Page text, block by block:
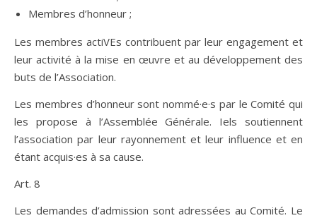
Membres d’honneur ;
Les membres actiVEs contribuent par leur engagement et
leur activité à la mise en œuvre et au développement des
buts de l’Association.
Les membres d’honneur sont nommé·e·s par le Comité qui
les propose à l’Assemblée Générale. Iels soutiennent
l’association par leur rayonnement et leur influence et en
étant acquis·es à sa cause.
Art. 8
Les demandes d’admission sont adressées au Comité. Le